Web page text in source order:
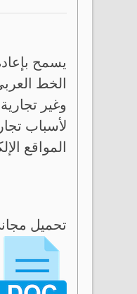
يسمح
الخط
وغير
لأسباب
المواقع
تحميل